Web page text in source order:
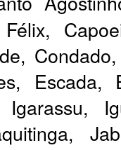
Escada,
Igarassu,